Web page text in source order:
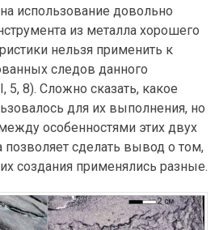
использование довольно
из металла хорошего
нельзя применить к
следов данного
5, 8). Сложно сказать, какое
для их выполнения, но
особенностями этих двух
позволяет сделать вывод о том,
создания применялись разные.